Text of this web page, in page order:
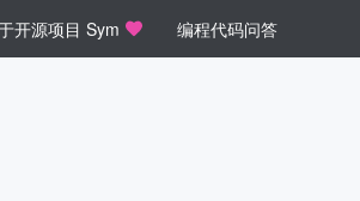
开源项目 Sym 编程代码问答